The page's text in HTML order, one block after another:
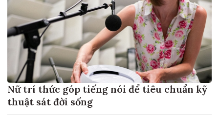
Nữ trí thức góp tiếng nói để tiêu chuẩn kỹ
thuật sát đời sống